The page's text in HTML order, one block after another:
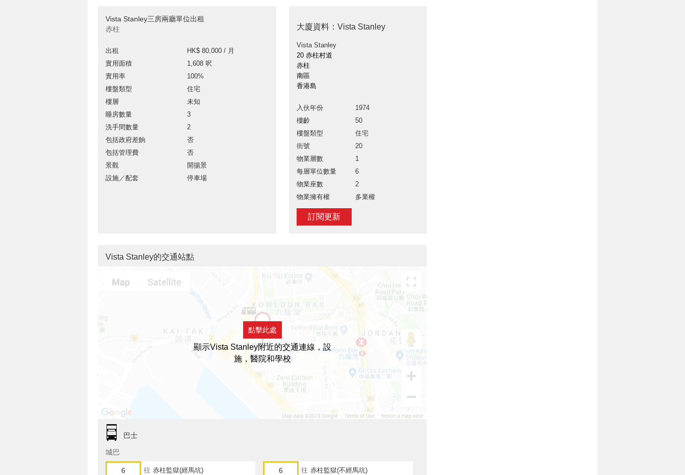
Vista Stanley三房兩廳單位出租
赤柱
出租
HK$ 80,000 / 月
實用面積
1,608 呎
實用率
100%
樓盤類型
住宅
樓層
未知
睡房數量
3
洗手間數量
2
包括政府差餉
否
包括管理費
否
景觀
開揚景
設施／配套
停車場
大廈資料：Vista Stanley
Vista Stanley
20 赤柱村道
赤柱
南區
香港島
入伙年份
1974
樓齡
50
樓盤類型
住宅
街號
20
物業層數
1
每層單位數量
6
物業座數
2
物業擁有權
多業權
訂閱更新
Vista Stanley的交通站點
點擊此處
顯示Vista Stanley附近的交通連線，設
施，醫院和學校
巴士
城巴
6 往 赤柱監獄(經馬坑) 6 往 赤柱監獄(不經馬坑)